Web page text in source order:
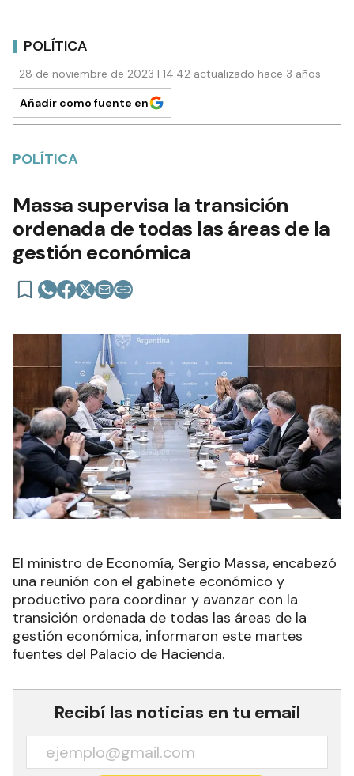
POLÍTICA
28 de noviembre de 2023 | 14:42 actualizado hace 3 años
Añadir como fuente en
POLÍTICA
Massa supervisa la transición
ordenada de todas las áreas de la
gestión económica
El ministro de Economía, Sergio Massa, encabezó
una reunión con el gabinete económico y
productivo para coordinar y avanzar con la
transición ordenada de todas las áreas de la
gestión económica, informaron este martes
fuentes del Palacio de Hacienda.
Recibí las noticias en tu email